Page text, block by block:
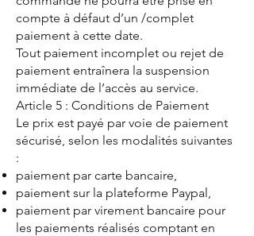
compte à défaut d’un /complet
paiement à cette date.
Tout paiement incomplet ou rejet de
paiement entraînera la suspension
immédiate de l’accès au service.
Article 5 : Conditions de Paiement
Le prix est payé par voie de paiement
sécurisé, selon les modalités suivantes
:
paiement par carte bancaire,
paiement sur la plateforme Paypal,
paiement par virement bancaire pour
les paiements réalisés comptant en